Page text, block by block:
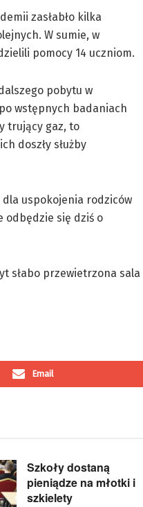
zasłabło kilka
W sumie, w
pomocy 14 uczniom.
pobytu w
wstępnych badaniach
trujący gaz, to
doszły służby
dla uspokojenia rodziców
odbędzie się dziś o
słabo przewietrzona sala
Email
Szkoły dostaną
pieniądze na młotki i
szkielety